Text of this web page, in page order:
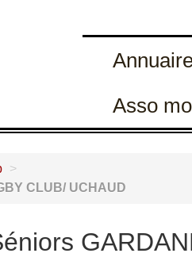
Asso
>
CLUB/ UCHAUD